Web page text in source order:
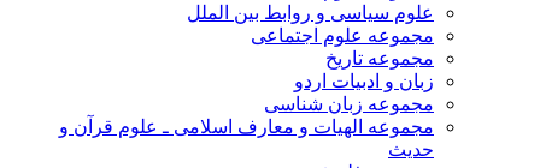
علوم سیاسی و روابط بین الملل
مجموعه علوم اجتماعی
مجموعه تاریخ
زبان و ادبیات اردو
مجموعه زبان شناسی
مجموعه الهیات و معارف اسلامی ـ علوم قرآن و
حدیث